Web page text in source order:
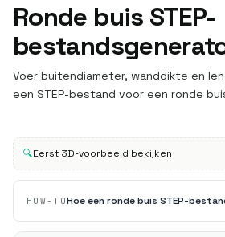
Ronde buis STEP-
Voer buitendiameter, wanddikte en
een STEP-bestand voor een ronde
🔍Eerst 3D-voorbeeld bekijken
HOW-TOHoe een ronde buis STEP-